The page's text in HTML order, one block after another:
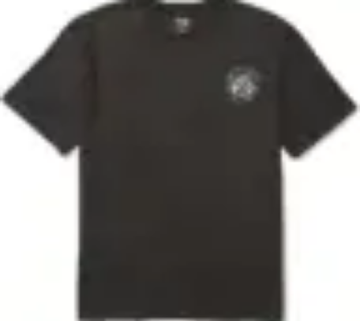
Sensations Nautiques
Activités Nautiques
Expériences Nautiques
pratiquesÉquipement